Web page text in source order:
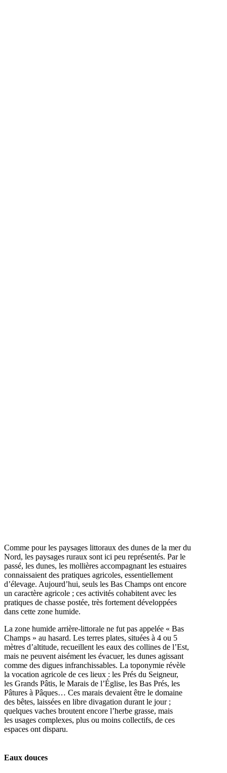
Comme pour les paysages littoraux des dunes de la mer du
Nord, les paysages ruraux sont ici peu représentés. Par le
passé, les dunes, les mollières accompagnant les estuaires
connaissaient des pratiques agricoles, essentiellement
d’élevage. Aujourd’hui, seuls les Bas Champs ont encore
un caractère agricole ; ces activités cohabitent avec les
pratiques de chasse postée, très fortement développées
dans cette zone humide.
La zone humide arrière-littorale ne fut pas appelée « Bas
Champs » au hasard. Les terres plates, situées à 4 ou 5
mètres d’altitude, recueillent les eaux des collines de l’Est,
mais ne peuvent aisément les évacuer, les dunes agissant
comme des digues infranchissables. La toponymie révèle
la vocation agricole de ces lieux : les Prés du Seigneur,
les Grands Pâtis, le Marais de l’Église, les Bas Prés, les
Pâtures à Pâques… Ces marais devaient être le domaine
des bêtes, laissées en libre divagation durant le jour ;
quelques vaches broutent encore l’herbe grasse, mais
les usages complexes, plus ou moins collectifs, de ces
espaces ont disparu.
Eaux douces